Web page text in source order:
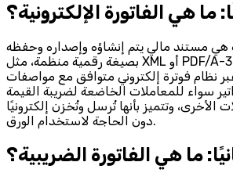
ما هي الفاتورة الإلكترونية؟
هي مستند مالي يتم إنشاؤه وإصداره وحفظه
بصيغة رقمية منظمة، مثل XML أو PDF/A-3 مع ملف XML مرفق،
سواء للمعاملات الخاضعة لضريبة القيمة
الأخرى، وتتميز بأنها تُرسل وتُخزن إلكترونيًا
دون الحاجة لاستخدام الورق.
ما هي الفاتورة الضريبية؟